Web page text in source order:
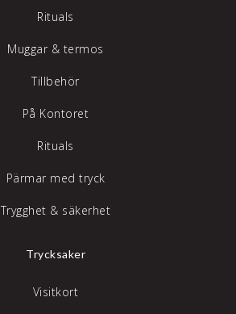
Rituals
Muggar & termos
Tillbehör
På Kontoret
Rituals
Pärmar med tryck
Trygghet & säkerhet
Trycksaker
Visitkort